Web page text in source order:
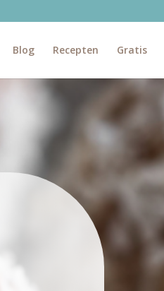
Blog Recepten Gratis